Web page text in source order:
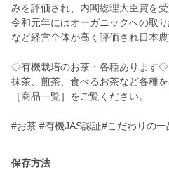
みを評価され、内閣総理大臣賞を受
令和元年にはオーガニックへの取
など経営全体が高く評価され日本
◇有機栽培のお茶・各種あります◇
抹茶、煎茶、食べるお茶など各種
［商品一覧］をご覧ください。
#お茶 #有機JAS認証#こだわりの一
保存方法